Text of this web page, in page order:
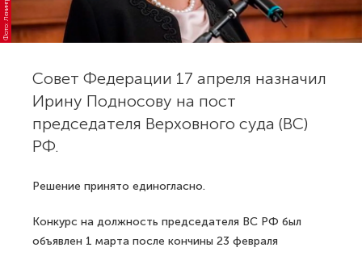
Совет Федерации 17 апреля назначил
Ирину Подносову на пост
председателя Верховного суда (ВС)
РФ.
Решение принято единогласно.
Конкурс на должность председателя ВС РФ был
объявлен 1 марта после кончины 23 февраля